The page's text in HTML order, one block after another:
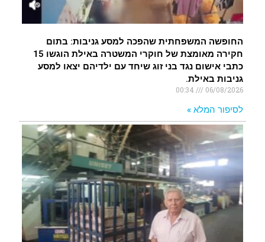
החופשה המשפחתית שהפכה למסע גניבות: בתום
חקירה מאומצת של חוקרי המשטרה באילת הוגשו 15
כתבי אישום נגד בני זוג שיחד עם ילדיהם יצאו למסע
גניבות באילת.
06/08/2026
לסיפור המלא »